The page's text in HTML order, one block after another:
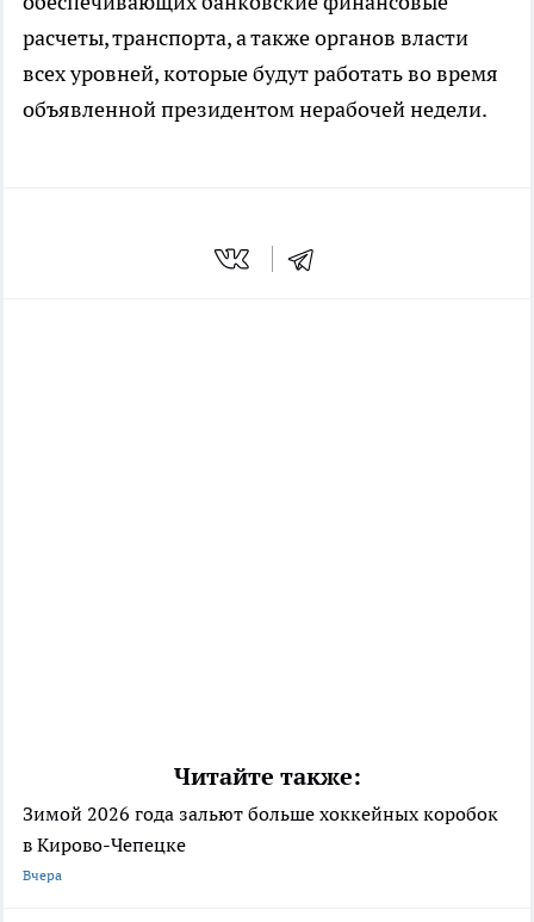
расчеты, транспорта, а также органов власти
всех уровней, которые будут работать во время
объявленной президентом нерабочей недели.
Читайте также:
Зимой 2026 года зальют больше хоккейных коробок
в Кирово-Чепецке
Вчера